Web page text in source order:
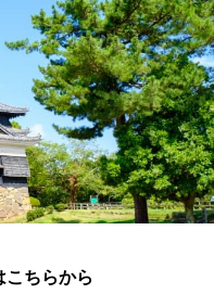
ちらから